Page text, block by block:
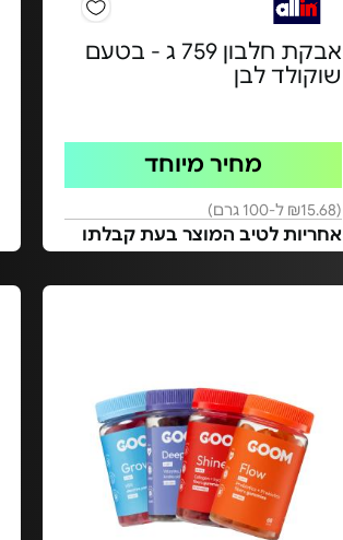
אבקת חלבון 759 ג - בטעם
שוקולד לבן
מחיר מיוחד
(₪15.68 ל-100 גרם)
אחריות לטיב המוצר בעת קבלתו